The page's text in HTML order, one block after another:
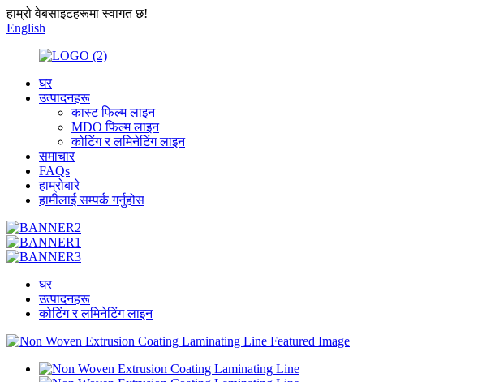
हाम्रो वेबसाइटहरूमा स्वागत छ!
English
घर
उत्पादनहरू
कास्ट फिल्म लाइन
MDO फिल्म लाइन
कोटिंग र लमिनेटिंग लाइन
समाचार
FAQs
हाम्रोबारे
हामीलाई सम्पर्क गर्नुहोस
घर
उत्पादनहरू
कोटिंग र लमिनेटिंग लाइन